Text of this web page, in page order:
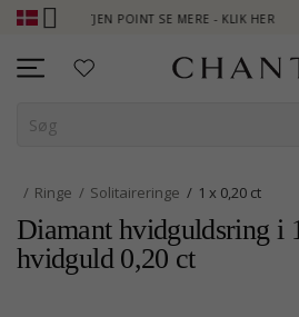
OPTJEN POINT SE MERE - KLIK HER
Ringe Solitaireringe 1 x 0,20 ct
Diamant hvidguldsring i
hvidguld 0,20 ct